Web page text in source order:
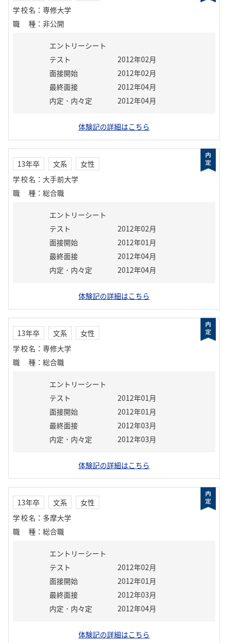
学校名 ： 専修大学
職種 ： 非公開
エントリーシート
テスト
2012年02月
面接開始
2012年02月
最終面接
2012年04月
内定・内々定
2012年04月
体験記の詳細はこちら
13年卒 文系
女性
学校名 ： 大手前大学
職種 ： 総合職
エントリーシート
テスト
2012年02月
面接開始
2012年01月
最終面接
2012年04月
内定・内々定
2012年04月
体験記の詳細はこちら
13年卒 文系
女性
学校名 ： 専修大学
職種 ： 総合職
エントリーシート
テスト
2012年01月
面接開始
2012年01月
最終面接
2012年03月
内定・内々定
2012年03月
体験記の詳細はこちら
13年卒 文系
女性
学校名 ： 多摩大学
職種 ： 総合職
エントリーシート
テスト
2012年02月
面接開始
2012年01月
最終面接
2012年03月
内定・内々定
2012年04月
体験記の詳細はこちら